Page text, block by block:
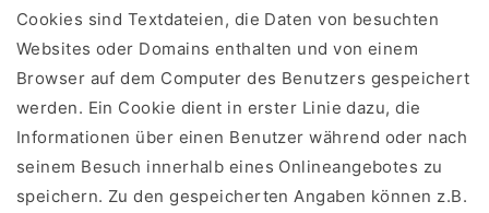
Cookies sind Textdateien, die Daten von besuchten
Websites oder Domains enthalten und von einem
Browser auf dem Computer des Benutzers gespeichert
werden. Ein Cookie dient in erster Linie dazu, die
Informationen über einen Benutzer während oder nach
seinem Besuch innerhalb eines Onlineangebotes zu
speichern. Zu den gespeicherten Angaben können z.B.